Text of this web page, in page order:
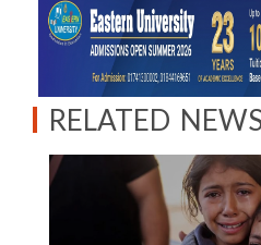
RELATED